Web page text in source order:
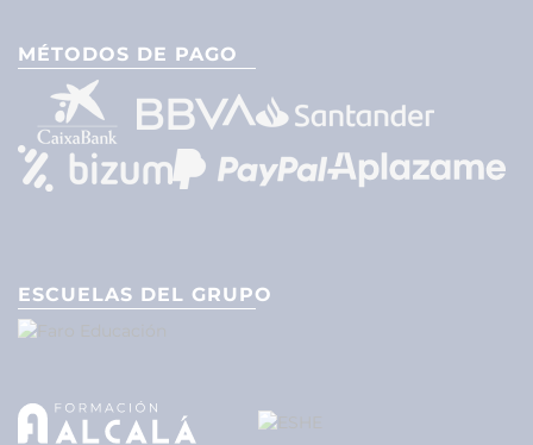
MÉTODOS DE PAGO
ESCUELAS DEL GRUPO